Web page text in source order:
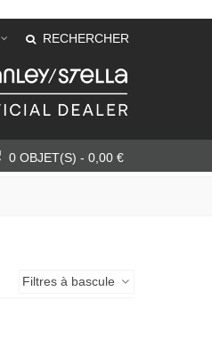
RECHERCHER
0 OBJET(S) - 0,00 €
Filtres à bascule